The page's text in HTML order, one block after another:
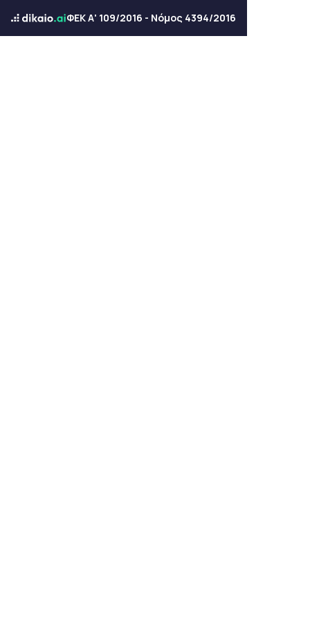
ΦΕΚ Α' 109/2016 - Νόμος 4394/2016